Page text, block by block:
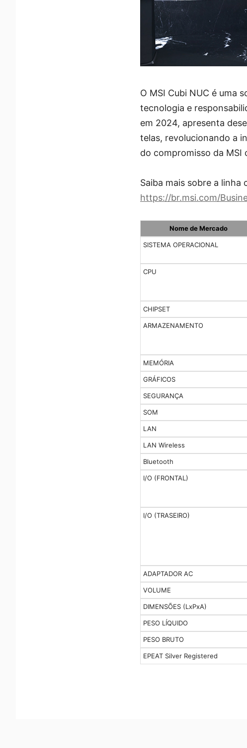
O MSI Cubi NUC é uma
tecnologia e
em 2024, apresenta
telas, revolucionando a
do compromisso da MSI
Saiba mais sobre a linha
https://br.msi.com/
Nome de Mercado
SISTEMA OPERACIONAL
CPU
CHIPSET
ARMAZENAMENTO
MEMÓRIA
GRÁFICOS
SEGURANÇA
SOM
LAN
LAN Wireless
Bluetooth
I/O (FRONTAL)
I/O (TRASEIRO)
ADAPTADOR AC
VOLUME
DIMENSÕES (LxPxA)
PESO LÍQUIDO
PESO BRUTO
EPEAT Silver Registered